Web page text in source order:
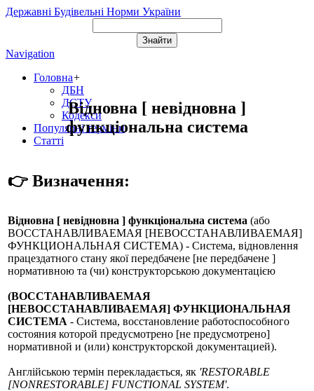
Державні Будівельні Норми України
Navigation
Головна+
ДБН
ДСТУ
Кодекси
Популярні терміни
Статті
Відновна [ невідновна ]
функціональна система
👉 Визначення:
Відновна [ невідновна ] функціональна система (або
ВОССТАНАВЛИВАЕМАЯ [НЕВОССТАНАВЛИВАЕМАЯ]
ФУНКЦИОНАЛЬНАЯ СИСТЕМА) - Система, відновлення
працездатного стану якої передбачене [не передбачене ]
нормативною та (чи) конструкторською документацією
(ВОССТАНАВЛИВАЕМАЯ
[НЕВОССТАНАВЛИВАЕМАЯ] ФУНКЦИОНАЛЬНАЯ
СИСТЕМА - Система, восстановление работоспособного
состояния которой предусмотрено [не предусмотрено]
нормативной и (или) конструкторской документацией).
Англійською термін перекладається, як 'RESTORABLE
[NONRESTORABLE] FUNCTIONAL SYSTEM'.